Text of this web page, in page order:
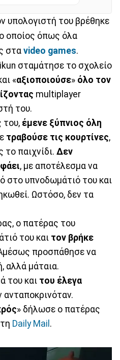
υπολογιστή του βρέθηκε
οποίος όπως όλα
στα video games.
σταμάτησε το σχολείο
«αξιοποιούσε» όλο τον
multiplayer
του.
του, έμενε ξύπνιος όλη
τραβούσε τις κουρτίνες,
το παιχνίδι. Δεν
, με αποτέλεσμα να
στο υπνοδωμάτιό του και
Ωστόσο, δεν τα
ο πατέρας του
του και τον βρήκε
προσπάθησε να
αλλά μάταια.
του και του έλεγα
ανταποκρινόταν.
» δήλωσε ο πατέρας
Daily Mail .